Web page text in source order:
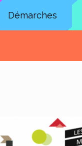
Démarches